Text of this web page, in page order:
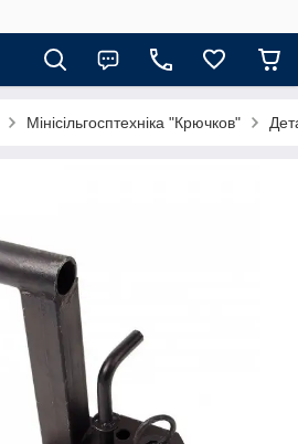
Мінісільгосптехніка "Крючков"